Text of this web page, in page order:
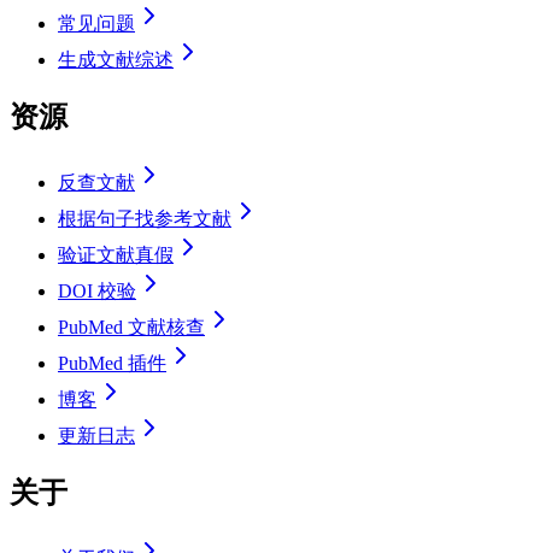
常见问题
生成文献综述
资源
反查文献
根据句子找参考文献
验证文献真假
DOI 校验
PubMed 文献核查
PubMed 插件
博客
更新日志
关于